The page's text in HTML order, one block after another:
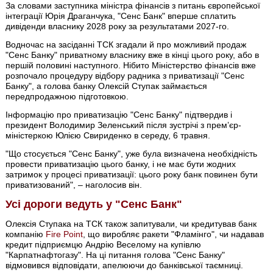
За словами заступника міністра фінансів з питань європейської
інтеграції Юрія Драганчука, "Сенс Банк" вперше сплатить
дивіденди власнику 2028 року за результатами 2027-го.
Водночас на засіданні ТСК згадали й про можливий продаж
"Сенс Банку" приватному власнику вже в кінці цього року, або в
першій половині наступного. Нібито Міністерство фінансів вже
розпочало процедуру відбору радника з приватизації "Сенс
Банку", а голова банку Олексій Ступак займається
передпродажною підготовкою.
Інформацію про приватизацію "Сенс Банку" підтвердив і
президент Володимир Зеленський після зустрічі з премʼєр-
міністеркою Юлією Свириденко в середу, 6 травня.
"Що стосується "Сенс Банку", уже була визначена необхідність
провести приватизацію цього банку, і не має бути жодних
затримок у процесі приватизації: цього року банк повинен бути
приватизований", – наголосив він.
Усі дороги ведуть у "Сенс Банк"
Олексія Ступака на ТСК також запитували, чи кредитував банк
компанію Fire Point , що виробляє ракети "Фламінго", чи надавав
кредит підприємцю Андрію Веселому на купівлю
"Карпатнафтогазу". На ці питання голова "Сенс Банку"
відмовився відповідати, апелюючи до банківської таємниці.